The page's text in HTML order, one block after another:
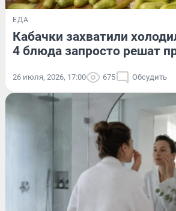
ЕДА
Кабачки захватили
4 блюда запросто решат
26 июля, 2026, 17:00 675 Обсудить